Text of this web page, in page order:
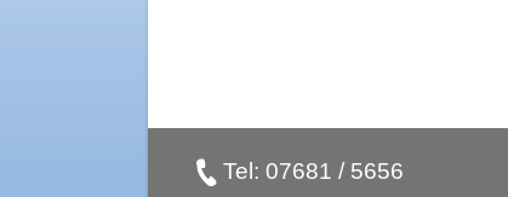
Tel: 07681 / 5656